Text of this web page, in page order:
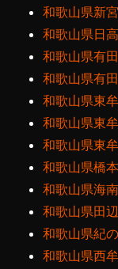
和歌山県新
和歌山県日
和歌山県有
和歌山県有
和歌山県東
和歌山県東
和歌山県東
和歌山県橋
和歌山県海
和歌山県田
和歌山県紀
和歌山県西